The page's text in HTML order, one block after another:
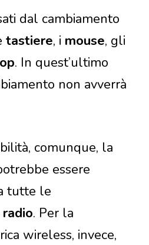
dal cambiamento
tastiere, i mouse, gli
. In quest’ultimo
non avverrà
comunque, la
essere
tutte le
. Per la
wireless, invece,